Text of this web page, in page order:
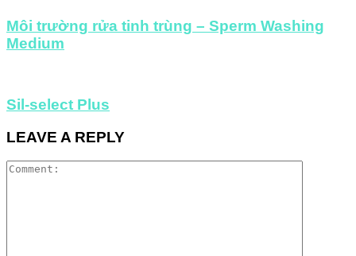
Môi trường rửa tinh trùng – Sperm Washing
Medium
Sil-select Plus
LEAVE A REPLY